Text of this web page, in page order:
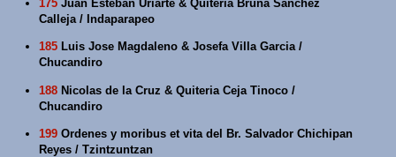
175 Juan Esteban Uriarte & Quiteria Bruna Sanchez
Calleja / Indaparapeo
185 Luis Jose Magdaleno & Josefa Villa Garcia /
Chucandiro
188 Nicolas de la Cruz & Quiteria Ceja Tinoco /
Chucandiro
199 Ordenes y moribus et vita del Br. Salvador Chichipan
Reyes / Tzintzuntzan